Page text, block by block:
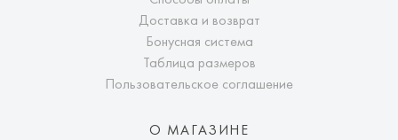
Доставка и возврат
Бонусная система
Таблица размеров
Пользовательское соглашение
О МАГАЗИНЕ